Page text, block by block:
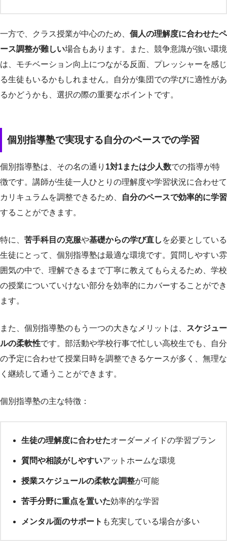
一方で、クラス授業が中心のため、 個人の理解度に合わせたペ
ース調整が難しい場合もあります。また、競争意識が強い環境
は、モチベーション向上につながる反面、プレッシャーを感じ
る生徒もいるかもしれません。自分が集団での学びに適性があ
るかどうかも、選択の際の重要なポイントです。
個別指導塾で実現する自分のペースでの学習
個別指導塾は、その名の通り 1対1または少人数での指導が特
徴です。講師が生徒一人ひとりの理解度や学習状況に合わせて
カリキュラムを調整できるため、
自分のペースで効率的に学習
することができます。
特に、 苦手科目の克服や基礎からの学び直し を必要としている
生徒にとって、個別指導塾は最適な環境です。質問しやすい雰
囲気の中で、理解できるまで丁寧に教えてもらえるため、学校
の授業についていけない部分を効率的にカバーすることができ
ます。
また、個別指導塾のもう一つの大きなメリットは、
スケジュー
ルの柔軟性です。部活動や学校行事で忙しい高校生でも、自分
の予定に合わせて授業日時を調整できるケースが多く、無理な
く継続して通うことができます。
個別指導塾の主な特徴：
生徒の理解度に合わせたオーダーメイドの学習プラン
質問や相談がしやすいアットホームな環境
授業スケジュールの柔軟な調整が可能
苦手分野に重点を置いた効率的な学習
メンタル面のサポート も充実している場合が多い